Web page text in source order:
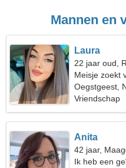
Mannen en
Laura
22 jaar oud,
Meisje zoekt
Oegstgeest,
Vriendschap
Anita
42 jaar,
Ik heb een